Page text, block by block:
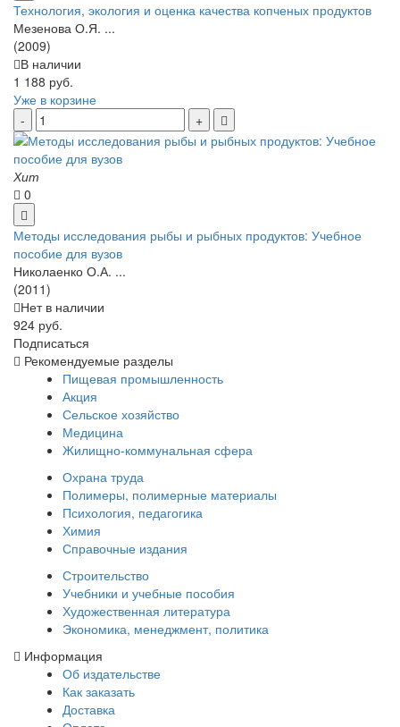
Технология, экология и оценка качества копченых продуктов
Мезенова О.Я. ...
(2009)
В наличии
1 188 руб.
Уже в корзине
Хит
0
Методы исследования рыбы и рыбных продуктов: Учебное
пособие для вузов
Николаенко О.А. ...
(2011)
Нет в наличии
924 руб.
Подписаться
Рекомендуемые разделы
Пищевая промышленность
Акция
Сельское хозяйство
Медицина
Жилищно-коммунальная сфера
Охрана труда
Полимеры, полимерные материалы
Психология, педагогика
Химия
Справочные издания
Строительство
Учебники и учебные пособия
Художественная литература
Экономика, менеджмент, политика
Информация
Об издательстве
Как заказать
Доставка